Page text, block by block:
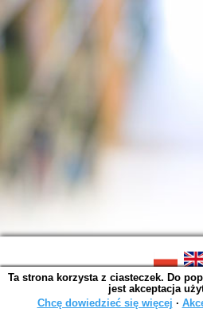
SOWA OPAC v. 6.11.9
Wygenerowano w
Ta strona korzysta z ciasteczek. Do
jest akceptacja
Chcę dowiedzieć się więcej ∙